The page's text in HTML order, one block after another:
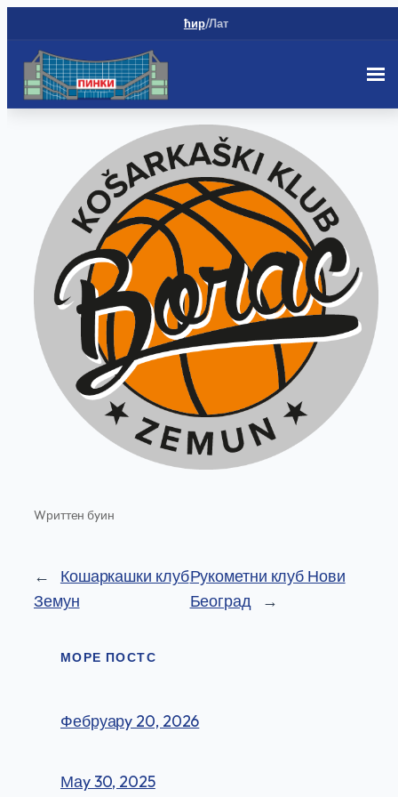
ћир/Лат
Wриттен бyин
←
Кошаркашки клуб
Земун
Рукометни клуб Нови
Београд
→
МОРЕ ПОСТС
Фебруарy 20, 2026
Маy 30, 2025